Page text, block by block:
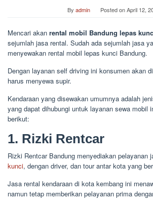
By admin Posted onApril 12,
Mencari akan rental mobil Bandung lepas
sejumlah jasa rental. Sudah ada sejumlah jasa
menyewakan rental mobil lepas kunci Bandung.
Dengan layanan self driving ini konsumen akan
harus menyewa supir.
Kendaraan yang disewakan umumnya adalah
yang dapat dihubungi untuk layanan sewa mobil
berikut:
1. Rizki Rentcar
Rizki Rentcar Bandung menyediakan pelayanan
kunci, dengan driver, dan tour antar kota yang
Jasa rental kendaraan di kota kembang ini
namun tetap memberikan pelayanan prima